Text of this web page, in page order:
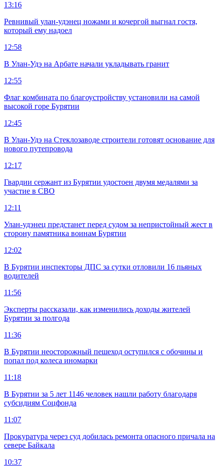
13:16
Ревнивый улан-удэнец ножами и кочергой выгнал гостя,
который ему надоел
12:58
В Улан-Удэ на Арбате начали укладывать гранит
12:55
Флаг комбината по благоустройству установили на самой
высокой горе Бурятии
12:45
В Улан-Удэ на Стеклозаводе строители готовят основание для
нового путепровода
12:17
Гвардии сержант из Бурятии удостоен двумя медалями за
участие в СВО
12:11
Улан-удэнец предстанет перед судом за непристойный жест в
сторону памятника воинам Бурятии
12:02
В Бурятии инспекторы ДПС за сутки отловили 16 пьяных
водителей
11:56
Эксперты рассказали, как изменились доходы жителей
Бурятии за полгода
11:36
В Бурятии неосторожный пешеход оступился с обочины и
попал под колеса иномарки
11:18
В Бурятии за 5 лет 1146 человек нашли работу благодаря
субсидиям Соцфонда
11:07
Прокуратура через суд добилась ремонта опасного причала на
севере Байкала
10:37